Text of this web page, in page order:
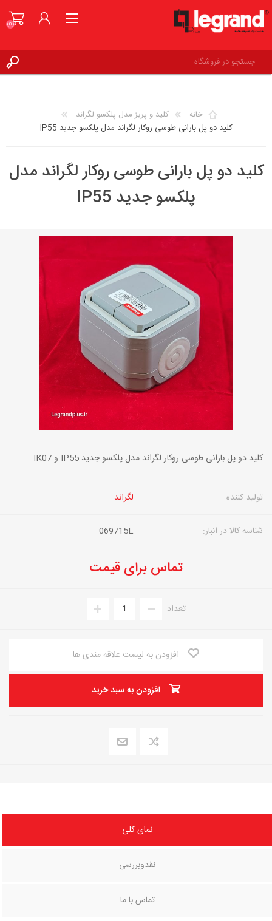
(0)
خانه
کلید و پریز مدل پلکسو لگراند
کلید دو پل بارانی طوسی روکار لگراند مدل پلکسو جدید IP55
کلید دو پل بارانی طوسی روکار لگراند مدل
پلکسو جدید IP55
کلید دو پل بارانی طوسی روکار لگراند مدل پلکسو جدید IP55 و IK07
تولید کننده: لگراند
شناسه کالا در انبار: 069715L
تماس برای قیمت
تعداد:
افزودن به لیست علاقه مندی ها
افزودن به سبد خرید
نمای کلی
نقدوبررسی
تماس با ما